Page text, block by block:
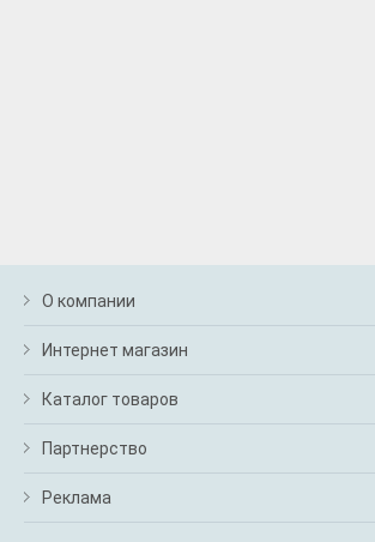
О компании
Интернет магазин
Каталог товаров
Партнерство
Реклама